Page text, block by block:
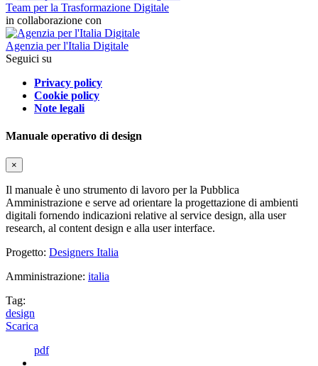
Team per la Trasformazione Digitale
in collaborazione con
Agenzia per l'Italia Digitale
Seguici su
Privacy policy
Cookie policy
Note legali
Manuale operativo di design
×
Il manuale è uno strumento di lavoro per la Pubblica
Amministrazione e serve ad orientare la progettazione di ambienti
digitali fornendo indicazioni relative al service design, alla user
research, al content design e alla user interface.
Progetto: Designers Italia
Amministrazione: italia
Tag:
design
Scarica
pdf